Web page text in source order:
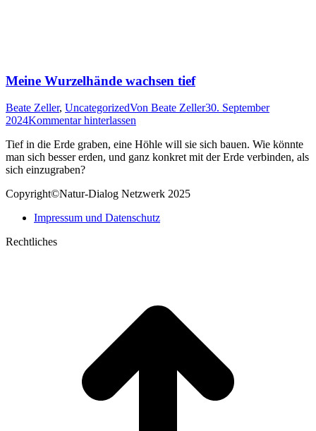
Meine Wurzelhände wachsen tief
Beate Zeller, UncategorizedVon Beate Zeller30. September
2024Kommentar hinterlassen
Tief in die Erde graben, eine Höhle will sie sich bauen. Wie könnte
man sich besser erden, und ganz konkret mit der Erde verbinden, als
sich einzugraben?
Copyright©Natur-Dialog Netzwerk 2025
Impressum und Datenschutz
Rechtliches